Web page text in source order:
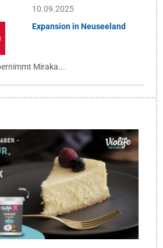
10.09.2025
Expansion in Neuseeland
Miraka...